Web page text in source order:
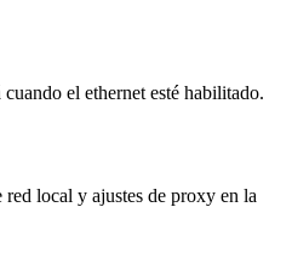
el ethernet esté habilitado.
local y ajustes de proxy en la